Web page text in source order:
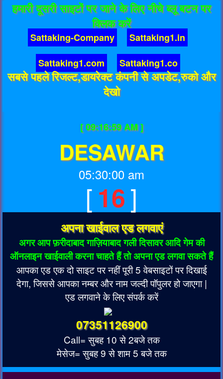
हमारी दूसरी साइटों पर जाने के लिए नीचे ब्लू बटन पर
क्लिक करें
Sattaking-Company
Sattaking1.in
Sattaking1.com
Sattaking1.co
सबसे पहले रिजल्ट,डायरेक्ट कंपनी से अपडेट,रुको और
देखो
[ 09:16:59 AM ]
DESAWAR
05:30:00 am
[16]
अपना खाईवाल एड लगवाएं
अगर आप फ़रीदाबाद गाज़ियाबाद गली दिसावर आदि गेम की
ऑनलाइन खाईवाली करना चाहते हैं तो अपना एड लगवा सकते हैं
आपका एड एक दो साइट पर नहीं पूरी 5 वेबसाइटों पर दिखाई
देगा, जिससे आपका नम्बर और नाम जल्दी पॉपुलर हो जाएगा |
एड लगवाने के लिए संपर्क करें
07351126900
Call= सुबह 10 से 2बजे तक
मेसेज= सुबह 9 से शाम 5 बजे तक